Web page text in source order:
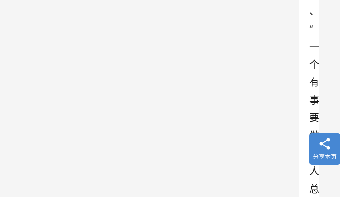
、
“
一
个
有
事
要
做
的
人
总
分享本页